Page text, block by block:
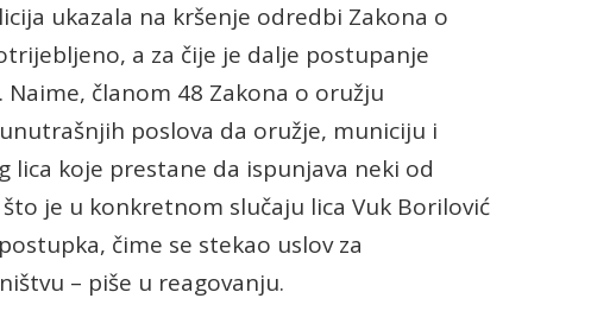
ukazala na kršenje odredbi Zakona o
a za čije je dalje postupanje
članom 48 Zakona o oružju
poslova da oružje, municiju i
lica koje prestane da ispunjava neki od
je u konkretnom slučaju lica Vuk Borilović
čime se stekao uslov za
– piše u reagovanju.